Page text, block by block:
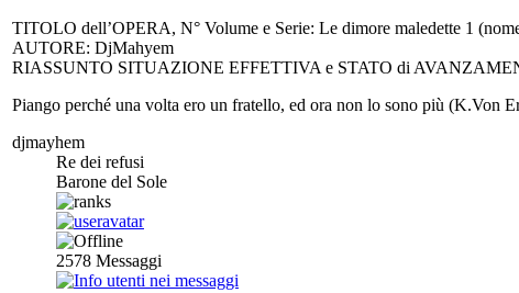
TITOLO dell’OPERA, N° Volume e Serie: Le dimore maledette 1
AUTORE: DjMahyem
RIASSUNTO SITUAZIONE EFFETTIVA e STATO di
Piango perché una volta ero un fratello, ed ora non lo sono più (K.Von
djmayhem
Re dei refusi
Barone del Sole
2578 Messaggi